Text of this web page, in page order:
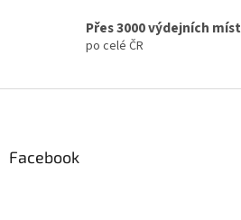
k
ý
Přes 3000 výdejních míst
po celé ČR
Facebook